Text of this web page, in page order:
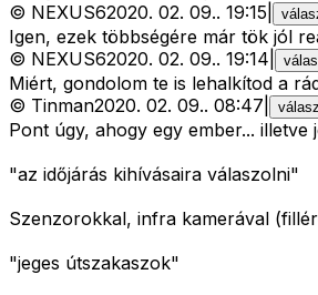
© NEXUS62020. 02. 09.. 19:15
Igen, ezek többségére már tök jól
© NEXUS62020. 02. 09.. 19:14
Miért, gondolom te is lehalkítod a
© Tinman2020. 02. 09.. 08:47 válasz
Pont úgy, ahogy egy ember... illetve
"az időjárás kihívásaira válaszolni"
Szenzorokkal, infra kamerával
"jeges útszakaszok"